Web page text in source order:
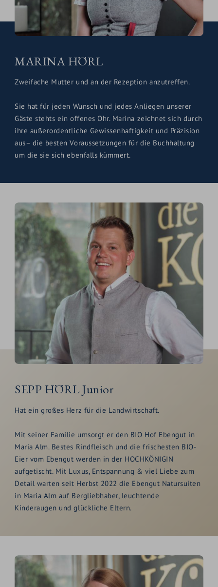
MARINA HÖRL
Zweifache Mutter und an der Rezeption anzutreffen.
Sie hat für jeden Wunsch und jedes Anliegen unserer
Gäste stehts ein offenes Ohr. Marina zeichnet sich durch
ihre außerordentliche Gewissenhaftigkeit und Präzision
aus– die besten Voraussetzungen für die Buchhaltung
um die sie sich ebenfalls kümmert.
SEPP HÖRL Junior
Hat ein großes Herz für die Landwirtschaft.
Mit seiner Familie umsorgt er den BIO Hof Ebengut in
Maria Alm. Bestes Rindfleisch und die frischesten BIO-
Eier vom Ebengut werden in der HOCHKÖNIGIN
aufgetischt. Mit Luxus, Entspannung & viel Liebe zum
Detail warten seit Herbst 2022 die Ebengut Natursuiten
in Maria Alm auf Bergliebhaber, leuchtende
Kinderaugen und glückliche Eltern.